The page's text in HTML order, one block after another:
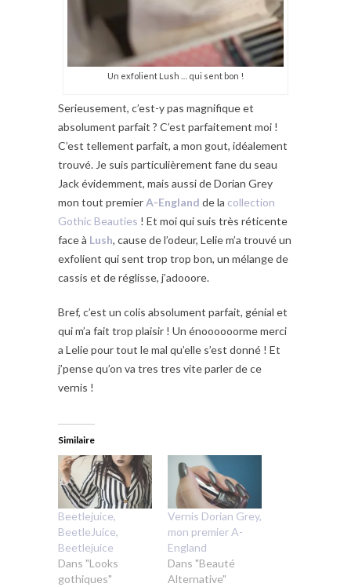
Un exfolient Lush … qui sent bon !
Serieusement, c’est-y pas magnifique et
absolument parfait ? C’est parfaitement moi !
C’est tellement parfait, a mon gout, idéalement
trouvé. Je suis particulièrement fane du seau
Jack évidemment, mais aussi de Dorian Grey
mon tout premierA-England de la collection
Gothic Beauties ! Et moi qui suis très réticente
face à Lush, cause de l’odeur, Lelie m’a trouvé un
exfolient qui sent trop trop bon, un mélange de
cassis et de réglisse, j’adooore.
Bref, c’est un colis absolument parfait, génial et
qui m’a fait trop plaisir ! Un énoooooorme merci
a Lelie pour tout le mal qu’elle s’est donné ! Et
j’pense qu’on va tres tres vite parler de ce
vernis !
Similaire
Beetlejuice,
BeetleJuice,
Beetlejuice
Dans "Looks
gothiques"
Vernis Dorian Grey,
mon premier A-
England
Dans "Beauté
Alternative"